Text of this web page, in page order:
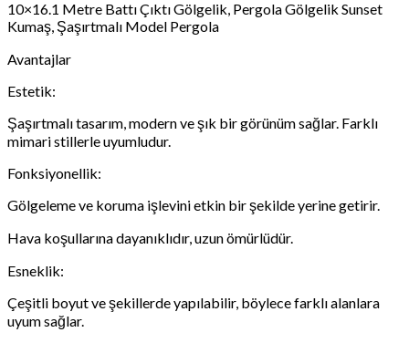
10×16.1 Metre Battı Çıktı Gölgelik, Pergola Gölgelik Sunset
Kumaş, Şaşırtmalı Model Pergola
Avantajlar
Estetik:
Şaşırtmalı tasarım, modern ve şık bir görünüm sağlar. Farklı
mimari stillerle uyumludur.
Fonksiyonellik:
Gölgeleme ve koruma işlevini etkin bir şekilde yerine getirir.
Hava koşullarına dayanıklıdır, uzun ömürlüdür.
Esneklik:
Çeşitli boyut ve şekillerde yapılabilir, böylece farklı alanlara
uyum sağlar.